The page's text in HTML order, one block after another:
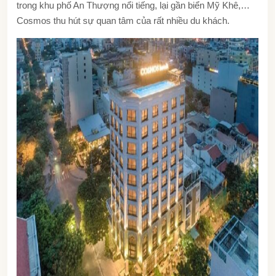
trong khu phố An Thượng nổi tiếng, lại gần biển Mỹ Khê,…
Cosmos thu hút sự quan tâm của rất nhiều du khách.